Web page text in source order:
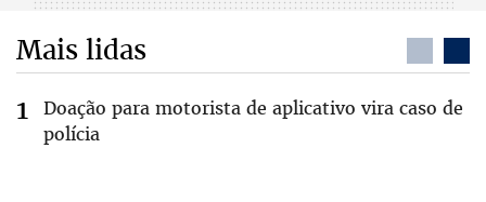
Mais lidas
Doação para motorista de aplicativo vira caso de
polícia